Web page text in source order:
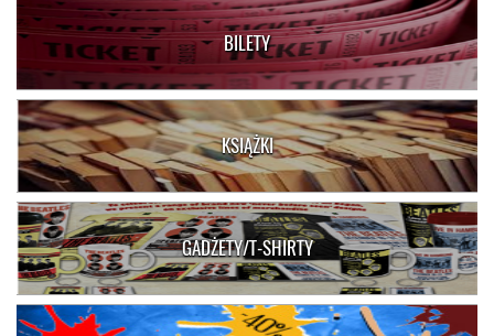
BILETY
KSIĄŻKI
GADŻETY/T-SHIRTY